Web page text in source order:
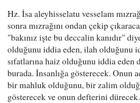
Hz. İsa aleyhisselatu vesselam
sonra mızrağını ondan çekip
"bakınız işte bu deccalin kanıdır"
olduğunu iddia eden, ilah olduğunu
sıfatlarına haiz olduğunu iddia eden
burada. İnsanlığa gösterecek. Onun
bir mahluk olduğunu, bir zalim
gösterecek ve onun defterini dürecek.